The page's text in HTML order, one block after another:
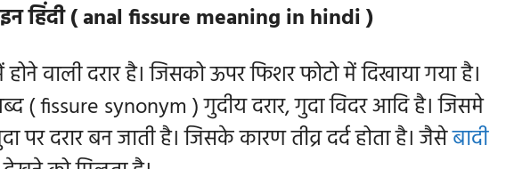
हिंदी ( anal fissure meaning in hindi )
वाली दरार है। जिसको ऊपरफिशर फोटो में दिखाया गया है।
( fissure synonym ) गुदीय दरार, गुदा विदर आदि है। जिसमे
पर दरार बन जाती है। जिसके कारण तीव्र दर्द होता है। जैसेबादी